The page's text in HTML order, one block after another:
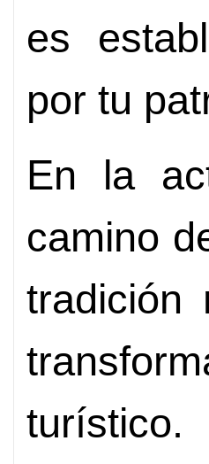
es
por tu
En la
camino
tradición